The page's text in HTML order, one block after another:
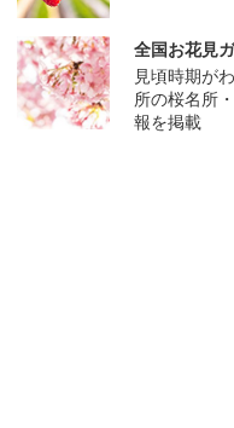
全国お花見
見頃時期が
所の桜名所
報を掲載